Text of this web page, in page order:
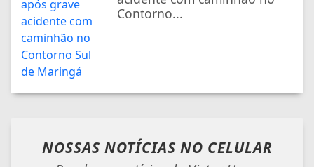
Contorno...
NOSSAS NOTÍCIAS NO CELULAR